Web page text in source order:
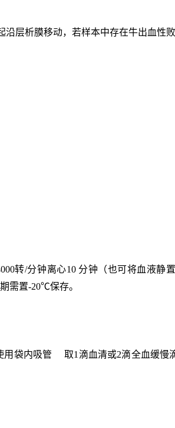
沿层析膜移动，若样本中存在牛出血性
转/分钟离心10 分钟（也可将血液静
需置-20℃保存。
用袋内吸管 取1滴血清或2滴全血缓慢